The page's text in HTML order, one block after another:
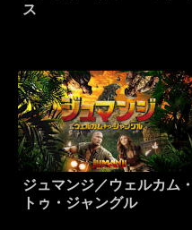
ス
ジュマンジ／ウェルカム・
トゥ・ジャングル